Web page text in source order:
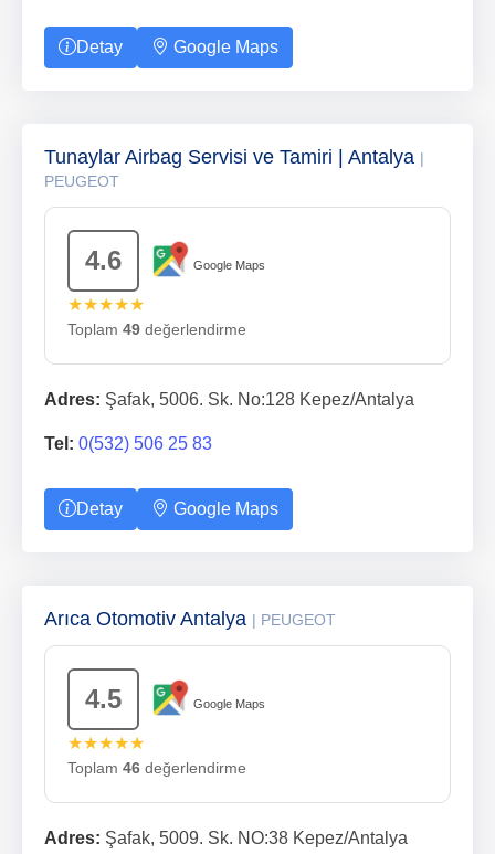
Detay Google Maps
Tunaylar Airbag Servisi ve Tamiri | Antalya |
PEUGEOT
4.6 Google Maps
★★★★★
Toplam 49 değerlendirme
Adres: Şafak, 5006. Sk. No:128 Kepez/Antalya
Tel: 0(532) 506 25 83
Detay Google Maps
Arıca Otomotiv Antalya | PEUGEOT
4.5 Google Maps
★★★★★
Toplam 46 değerlendirme
Adres: Şafak, 5009. Sk. NO:38 Kepez/Antalya